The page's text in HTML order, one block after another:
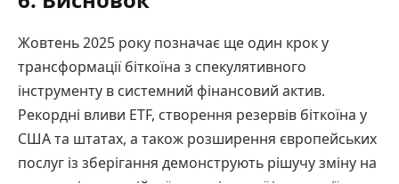
Жовтень 2025 року позначає ще один крок у
трансформації біткоїна з спекулятивного
інструменту в системний фінансовий актив.
Рекордні вливи ETF, створення резервів біткоїна у
США та штатах, а також розширення європейських
послуг із зберігання демонструють рішучу зміну на